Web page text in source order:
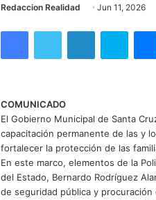
Redaccion Realidad Jun 11, 2026
FacebookTwitter LinkedInSkype
COMUNICADO
El Gobierno Municipal de Santa
capacitación permanente de las y
fortalecer la protección de las
En este marco, elementos de la
del Estado, Bernardo Rodríguez
de seguridad pública y procuración